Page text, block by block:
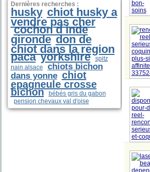
Dernières recherches :
husky chiot husky a
vendre pas cher
cochon d inde
gironde don de
chiot dans la region
paca yorkshire
spitz
nain alsace
chiots bichon
dans yonne chiot
epagneule crosse
bichon
bébés gris du gabon
pension chevaux val d'oise